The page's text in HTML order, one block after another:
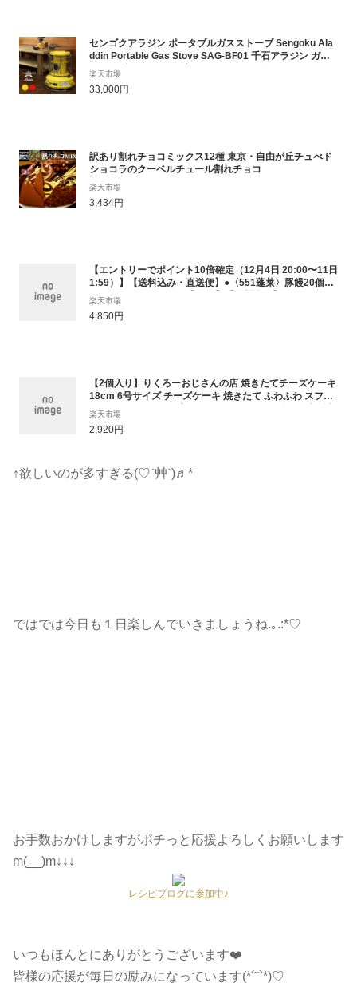
センゴクアラジン ポータブルガスストーブ Sengoku Ala
ddin Portable Gas Stove SAG-BF01 千石アラジン ガス
ストーブ ミニストーブ カセットガス CB缶 ヒーター キャ
ンプ 暖房 防寒 アウトドア 【正規品】
楽天市場
33,000円
訳あり割れチョコミックス12種 東京・自由が丘チュべド
ショコラのクーベルチュール割れチョコ
楽天市場
3,434円
【エントリーでポイント10倍確定（12月4日 20:00〜11日
1:59）】【送料込み・直送便】●〈551蓬莱〉豚饅20個セ
ットAセット[コ]kangl【RCP】【送料込み】 豚まん ぶた
まん 肉まん にくまん ほうらい 点心 中華惣菜 大阪_Y1105
16000002_0_0_0
楽天市場
4,850円
【2個入り】りくろーおじさんの店 焼きたてチーズケーキ
18cm 6号サイズ チーズケーキ 焼きたて ふわふわ スフレ
チーズケーキ お取り寄せスイーツ スイーツギフト 大阪土
産 大阪 大阪限定 プレゼント
楽天市場
2,920円
↑欲しいのが多すぎる(♡ˊ艸ˋ)♬*
ではでは今日も１日楽しんでいきましょうね.｡.:*♡
お手数おかけしますがポチっと応援よろしくお願いします
m(__)m↓↓↓
レシピブログに参加中♪
いつもほんとにありがとうございます❤️
皆様の応援が毎日の励みになっています(*´˘`*)♡